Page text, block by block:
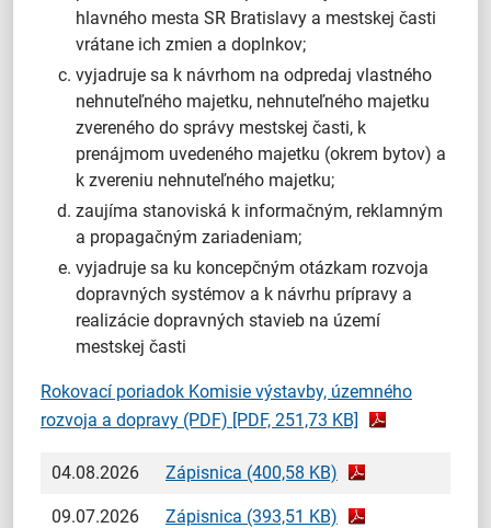
hlavného mesta SR Bratislavy a mestskej časti
vrátane ich zmien a doplnkov;
vyjadruje sa k návrhom na odpredaj vlastného
nehnuteľného majetku, nehnuteľného majetku
zvereného do správy mestskej časti, k
prenájmom uvedeného majetku (okrem bytov) a
k zvereniu nehnuteľného majetku;
zaujíma stanoviská k informačným, reklamným
a propagačným zariadeniam;
vyjadruje sa ku koncepčným otázkam rozvoja
dopravných systémov a k návrhu prípravy a
realizácie dopravných stavieb na území
mestskej časti
Rokovací poriadok Komisie výstavby, územného
rozvoja a dopravy (PDF) [PDF, 251,73 KB]
04.08.2026 Zápisnica (400,58 KB)
09.07.2026 Zápisnica (393,51 KB)